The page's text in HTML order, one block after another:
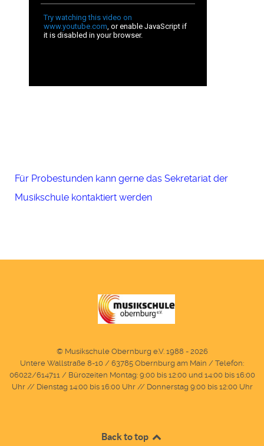
Für Probestunden kann gerne das Sekretariat der
Musikschule kontaktiert werden
© Musikschule Obernburg e.V. 1988 - 2026
Untere Wallstraße 8-10 / 63785 Obernburg am Main / Telefon:
06022/614711 / Bürozeiten Montag: 9:00 bis 12:00 und 14:00 bis 16:00
Uhr // Dienstag 14:00 bis 16:00 Uhr // Donnerstag 9:00 bis 12:00 Uhr
Back to top